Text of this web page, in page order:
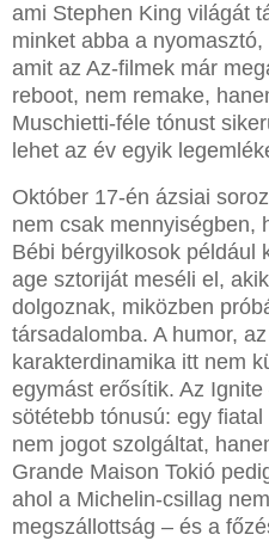
ami Stephen King világát
minket abba a
amit az Az-filmek már
reboot, nem remake,
Muschietti-féle tónust
lehet az év egyik
Október 17-én ázsiai
nem csak mennyiségben,
Bébi bérgyilkosok például
age sztoriját meséli el,
dolgoznak, miközben
társadalomba. A humor,
karakterdinamika itt nem
egymást erősítik. Az
sötétebb tónusú: egy
nem jogot szolgáltat,
Grande Maison Tokió
ahol a Michelin-csillag
megszállottság – és a